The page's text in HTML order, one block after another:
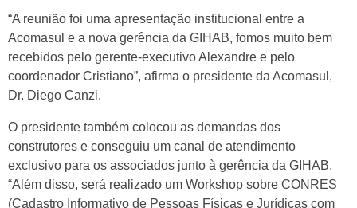
“A reunião foi uma apresentação institucional entre a
Acomasul e a nova gerência da GIHAB, fomos muito bem
recebidos pelo gerente-executivo Alexandre e pelo
coordenador Cristiano”, afirma o presidente da Acomasul,
Dr. Diego Canzi.
O presidente também colocou as demandas dos
construtores e conseguiu um canal de atendimento
exclusivo para os associados junto à gerência da GIHAB.
“Além disso, será realizado um Workshop sobre CONRES
(Cadastro Informativo de Pessoas Físicas e Jurídicas com